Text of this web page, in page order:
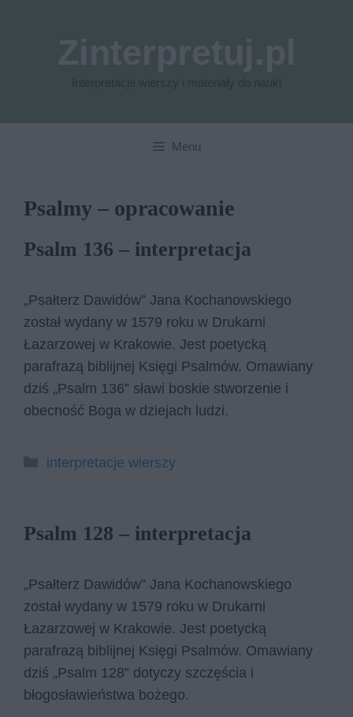
Menu
Psalmy – opracowanie
Psalm 136 – interpretacja
„Psałterz Dawidów” Jana Kochanowskiego
został wydany w 1579 roku w Drukarni
Łazarzowej w Krakowie. Jest poetycką
parafrazą biblijnej Księgi Psalmów. Omawiany
dziś „Psalm 136” sławi boskie stworzenie i
obecność Boga w dziejach ludzi.
Kategorie
interpretacje wierszy
Psalm 128 – interpretacja
„Psałterz Dawidów” Jana Kochanowskiego
został wydany w 1579 roku w Drukarni
Łazarzowej w Krakowie. Jest poetycką
parafrazą biblijnej Księgi Psalmów. Omawiany
dziś „Psalm 128” dotyczy szczęścia i
błogosławieństwa bożego.